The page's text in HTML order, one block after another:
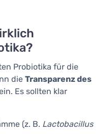
Probiotika für die
die Transparenz des
Es sollten klar
(z. B. Lactobacillus